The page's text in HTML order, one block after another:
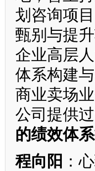
划咨询项
甄别与提
企业高层
体系构建
商业卖场
公司提供
的绩效体
程向阳 ：